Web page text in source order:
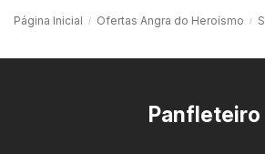
Página Inicial Ofertas Angra do Heroísmo
Panfleteiro